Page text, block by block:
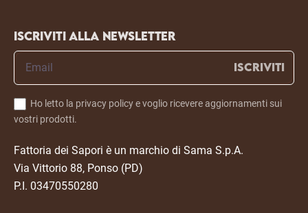
Iscriviti alla newsletter
ISCRIVITI
Ho letto la privacy policy e voglio ricevere aggiornamenti sui
vostri prodotti.
Fattoria dei Sapori è un marchio di Sama S.p.A.
Via Vittorio 88, Ponso (PD)
P.I. 03470550280